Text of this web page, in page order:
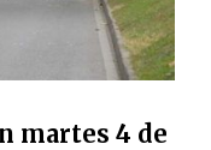
martes 4 de